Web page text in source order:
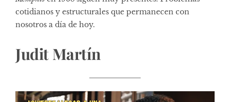
cotidianos y estructurales que permanecen con
nosotros a día de hoy.
Judit Martín